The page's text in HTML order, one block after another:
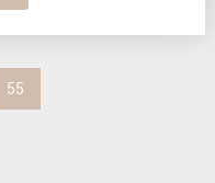
55